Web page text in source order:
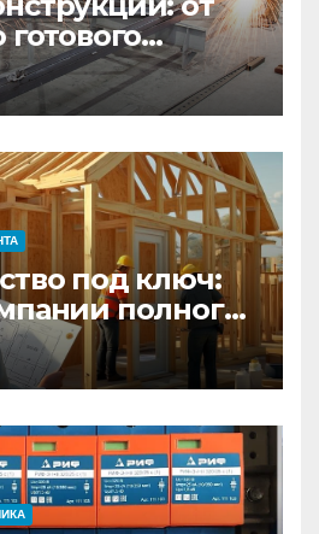
гид
под ключ:
полного
рынок